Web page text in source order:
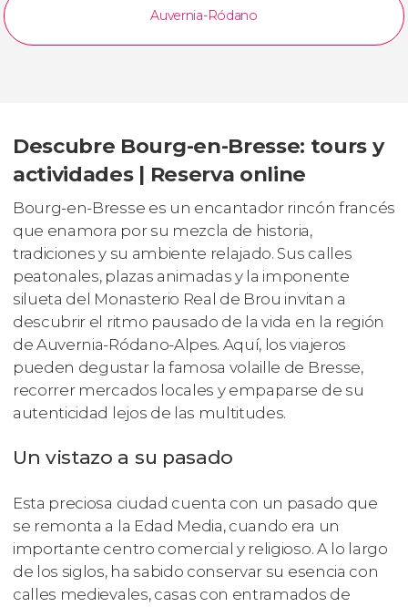
Auvernia-Ródano
Descubre Bourg-en-Bresse: tours y
actividades | Reserva online
Bourg-en-Bresse es un encantador rincón francés
que enamora por su mezcla de historia,
tradiciones y su ambiente relajado. Sus calles
peatonales, plazas animadas y la imponente
silueta del Monasterio Real de Brou invitan a
descubrir el ritmo pausado de la vida en la región
de Auvernia-Ródano-Alpes. Aquí, los viajeros
pueden degustar la famosa volaille de Bresse,
recorrer mercados locales y empaparse de su
autenticidad lejos de las multitudes.
Un vistazo a su pasado
Esta preciosa ciudad cuenta con un pasado que
se remonta a la Edad Media, cuando era un
importante centro comercial y religioso. A lo largo
de los siglos, ha sabido conservar su esencia con
calles medievales, casas con entramados de